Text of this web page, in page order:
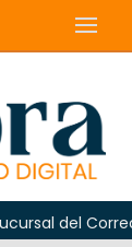
del Correo